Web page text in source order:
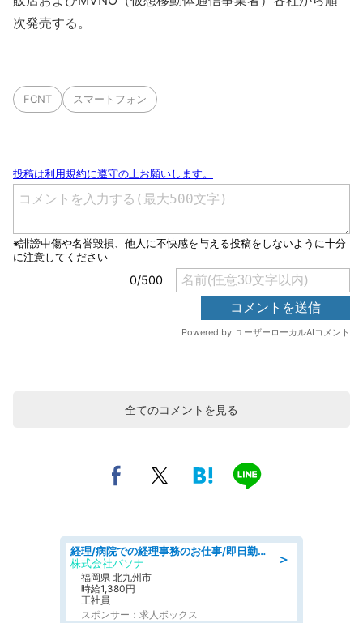
次発売する。
FCNT スマートフォン
全てのコメントを見る
＞
経理/病院での経理事務のお仕事/即日勤務可/車通勤可/経理/一般事務
株式会社パソナ
福岡県 北九州市
時給1,380円
正社員
スポンサー：求人ボックス